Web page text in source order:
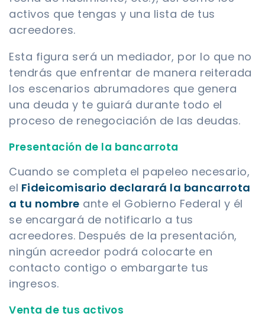
activos que tengas y una lista de tus
acreedores.
Esta figura será un mediador, por lo que no
tendrás que enfrentar de manera reiterada
los escenarios abrumadores que genera
una deuda y te guiará durante todo el
proceso de renegociación de las deudas.
Presentación de la bancarrota
Cuando se completa el papeleo necesario,
el Fideicomisario declarará la bancarrota
a tu nombre ante el Gobierno Federal y él
se encargará de notificarlo a tus
acreedores. Después de la presentación,
ningún acreedor podrá colocarte en
contacto contigo o embargarte tus
ingresos.
Venta de tus activos